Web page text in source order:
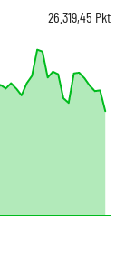
26.319,45 Pkt